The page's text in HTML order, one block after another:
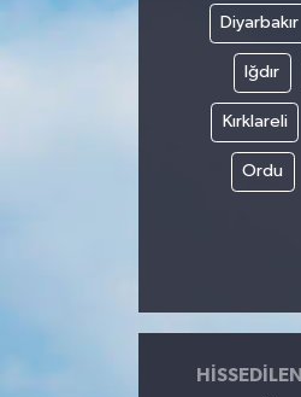
Diyarbakır
Iğdır
Kırklareli
Ordu
HISSEDILEN